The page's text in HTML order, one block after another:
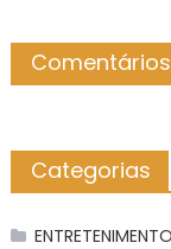
Comentários
Categorias
ENTRETENIMENTO